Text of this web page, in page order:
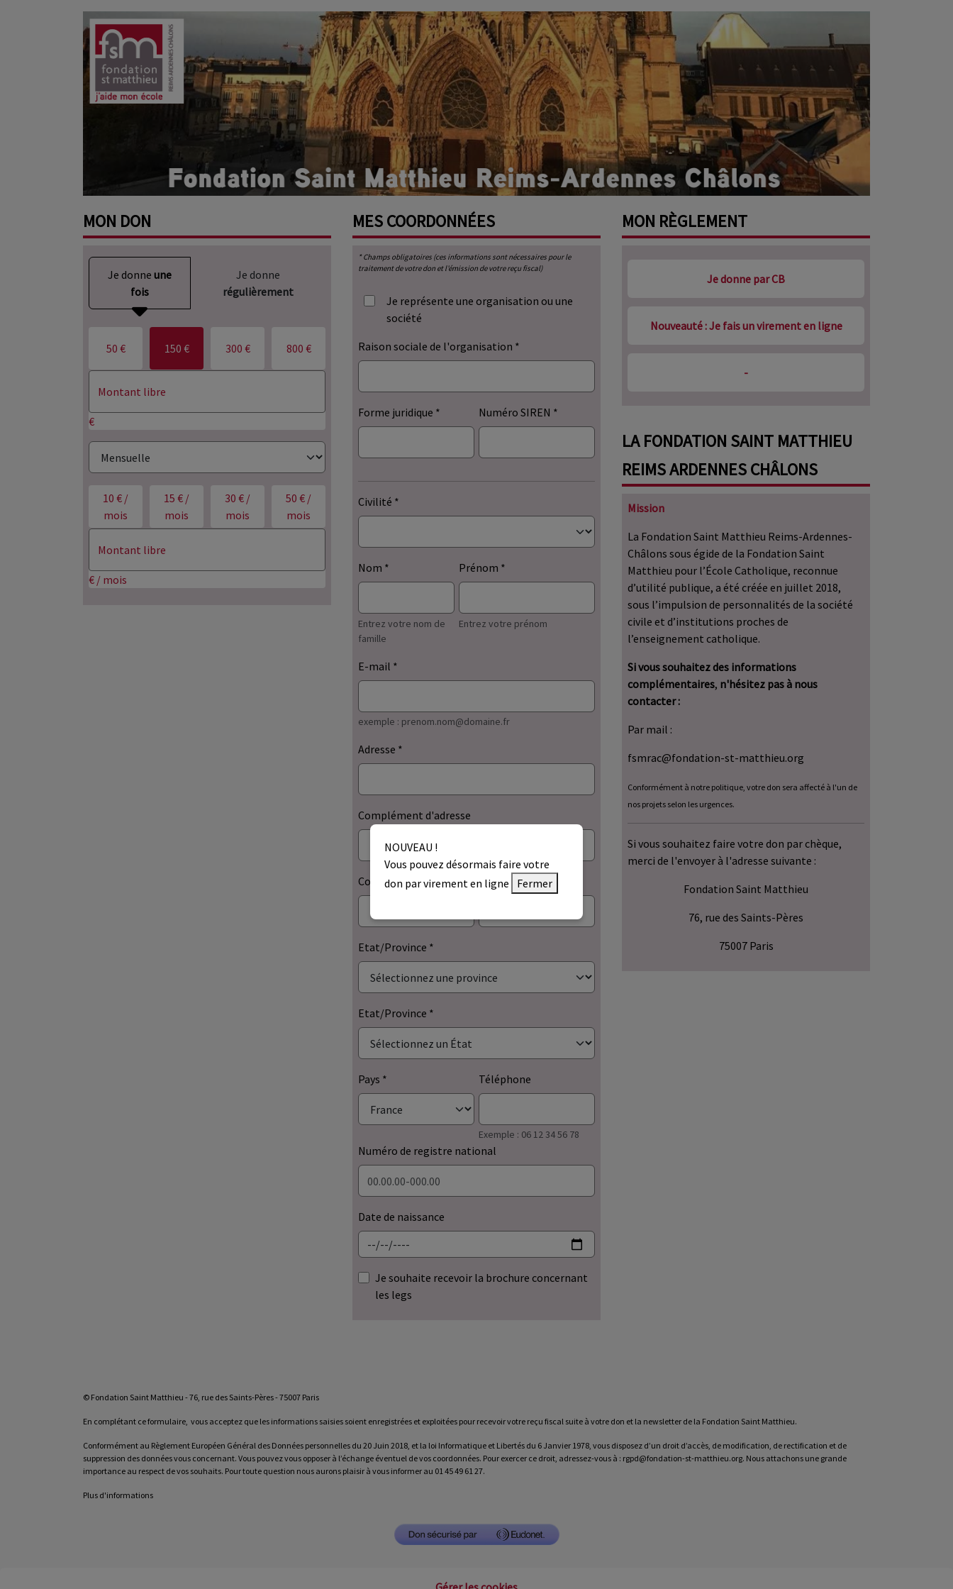
MON DON
Je donneune
fois
Je donne
régulièrement
50 € 150 € 300 € 800 €
€
10 € /
mois
15 € /
mois
30 € /
mois
50 € /
mois
€ / mois
MESCOORDONNÉES
* Champs obligatoires (ces informations sont nécessaires pour le
traitement de votre don et l’émission de votre reçu fiscal)
Je représente une organisation ou une
société
Raison sociale de l'organisation
Forme juridique Numéro SIREN
Civilité
Nom
Entrez votre nom de
famille
Prénom
Entrez votre prénom
E-mail
exemple : prenom.nom@domaine.fr
Adresse
Complément d'adresse
Code postal Ville
Etat/Province
Etat/Province
Pays Téléphone
Exemple : 06 12 34 56 78
Numéro de registre national
Date de naissance
Je souhaite recevoir la brochure concernant
les legs
MON RÈGLEMENT
Je donne par CB
Nouveauté : Je fais un virement en ligne
-
LA FONDATION SAINT MATTHIEU
REIMS ARDENNES CHÂLONS
Mission
La Fondation Saint Matthieu Reims-Ardennes-
Châlons sous égide de la Fondation Saint
Matthieu pour l’École Catholique, reconnue
d’utilité publique, a été créée en juillet 2018,
sous l’impulsion de personnalités de la société
civile et d’institutions proches de
l’enseignement catholique.
Si vous souhaitez des informations
complémentaires, n'hésitez pas à nous
contacter :
Par mail :
fsmrac@fondation-st-matthieu.org
Conformément à notre politique, votre don sera affecté à l'un de
nos projets selon les urgences.
Si vous souhaitez faire votre don par chèque,
merci de l'envoyer à l'adresse suivante :
Fondation Saint Matthieu
76, rue des Saints-Pères
75007 Paris
© Fondation Saint Matthieu - 76, rue des Saints-Pères - 75007 Paris
En complétant ce formulaire, vous acceptez que les informations saisies soient enregistrées et exploitées pour recevoir votre reçu fiscal suite à votre don et la newsletter de la Fondation Saint Matthieu.
Conformément au Règlement Européen Général des Données personnelles du 20 Juin 2018, et la loi Informatique et Libertés du 6 Janvier 1978, vous disposez d’un droit d’accès, de modification, de rectification et de
suppression des données vous concernant. Vous pouvez vous opposer à l’échange éventuel de vos coordonnées. Pour exercer ce droit, adressez-vous à : rgpd@fondation-st-matthieu.org. Nous attachons une grande
importance au respect de vos souhaits. Pour toute question nous aurons plaisir à vous informer au 01 45 49 61 27.
Plus d'informations
NOUVEAU !
Vous pouvez désormais faire votre
don par virement en ligne
Fermer